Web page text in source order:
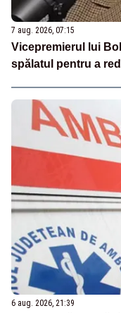
7 aug. 2026, 07:15
Vicepremierul lui
spălatul pentru a
6 aug. 2026, 21:39